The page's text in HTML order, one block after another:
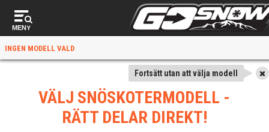
MENY
INGEN MODELL VALD
Fortsätt utan att välja modell
VÄLJ SNÖSKOTERMODELL -
RÄTT DELAR DIREKT!